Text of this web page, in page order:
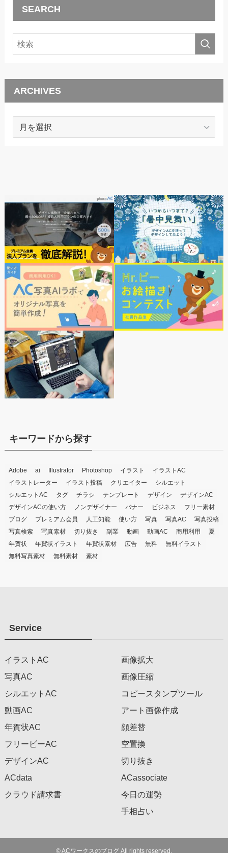
SEARCH
ARCHIVES
ARCHIVES
キーワードから探す
Adobe ai Illustrator Photoshop イラスト
イラストAC
イラストレーター
イラスト投稿 クリエイター
シルエット
シルエットAC
タグ チラシ テンプレート デザイン
デザインAC
デザインACの使い方
ノンデザイナー バナー ビジネス
フリー素材
ブログ
プレミアム会員 人工知能 使い方 写真 写真AC
写真投稿
写真検索
写真素材 切り抜き 副業 動画 動画AC 商用利用
夏
年賀状
年賀状イラスト 年賀状素材 広告 無料
無料イラスト
無料写真素材
無料素材 素材
Service
イラストAC
写真AC
シルエットAC
動画AC
年賀状AC
フリービーAC
デザインAC
ACdata
クラウド請求書
画像拡大
画像圧縮
コピースタンプツール
アート画像作成
顔差替
空置換
切り抜き
ACassociate
今日の運勢
手相占い
©ACワークスのブログ All rights reserved.